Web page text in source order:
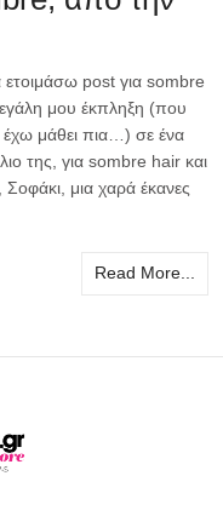
ετοιμάσω post για sombre
μου έκπληξη (που
μάθει πια…) σε ένα
της, για sombre hair και
μια χαρά έκανες
Read More...